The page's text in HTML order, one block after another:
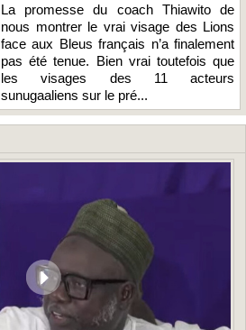
La promesse du coach Thiawito de
nous montrer le vrai visage des Lions
face aux Bleus français n’a finalement
pas été tenue. Bien vrai toutefois que
les visages des 11 acteurs
sunugaaliens sur le pré...